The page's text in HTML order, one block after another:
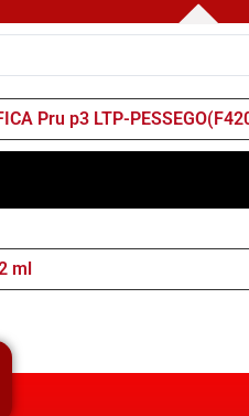
Pru p3 LTP-
ml